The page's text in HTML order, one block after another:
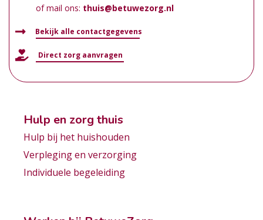
of mail ons: thuis@betuwezorg.nl
Bekijk alle contactgegevens
Direct zorg aanvragen
Hulp en zorg thuis
Hulp bij het huishouden
Verpleging en verzorging
Individuele begeleiding